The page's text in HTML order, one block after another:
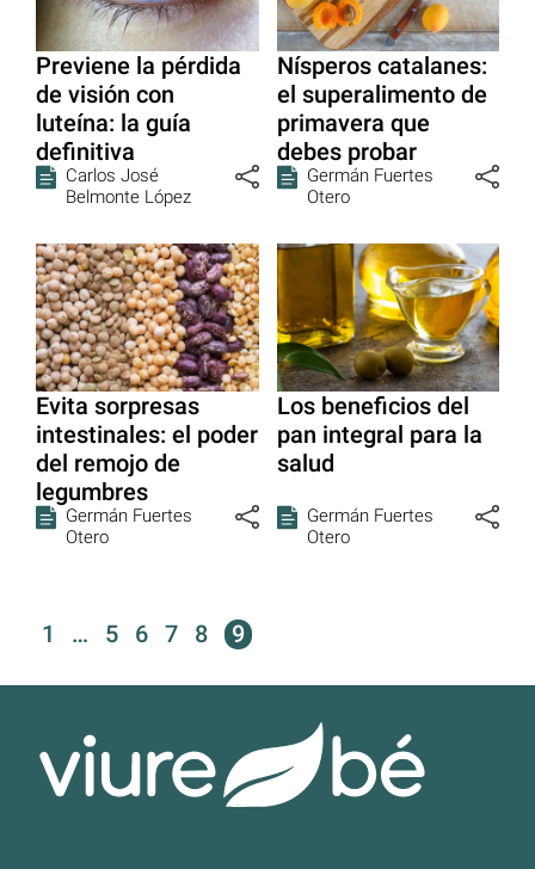
Previene la pérdida
de visión con
luteína: la guía
definitiva
Carlos José
Belmonte López
Nísperos catalanes:
el superalimento de
primavera que
debes probar
Germán Fuertes
Otero
Evita sorpresas
intestinales: el poder
del remojo de
legumbres
Germán Fuertes
Otero
Los beneficios del
pan integral para la
salud
Germán Fuertes
Otero
1 … 5 6 7 8 9